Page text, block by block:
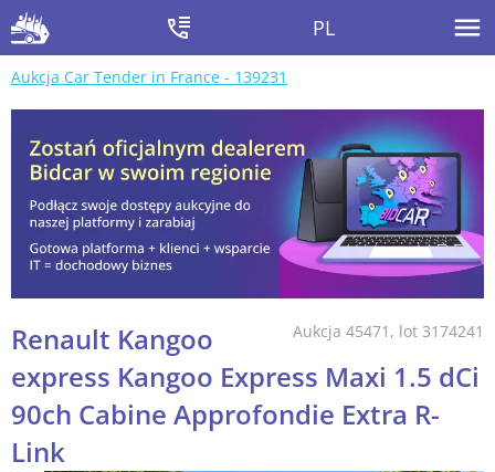
PL
Aukcja Car Tender in France - 139231
Aukcja 45471, lot 3174241
Renault Kangoo
express Kangoo Express Maxi 1.5 dCi
90ch Cabine Approfondie Extra R-
Link